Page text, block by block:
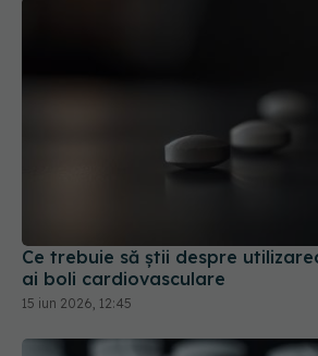
15 iun 2026, 12:45